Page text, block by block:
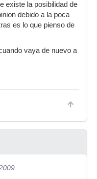
existe la posibilidad de
debido a la poca
es lo que pienso de
vaya de nuevo a